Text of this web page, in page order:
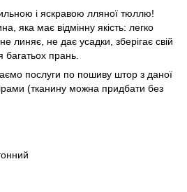
і яскравою лляної тюллю!
яка має відмінну якість: легко
линяє, не дає усадки, зберігає свій
багатьох прань.
послуги по пошиву штор з даної
(тканину можна придбати без